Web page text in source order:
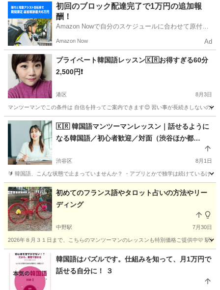
その他
初回のブロック配達完了で1万円の追加報
酬！
Amazon Nowで自分のスケジュールに合わせて原付や
う！
Amazon Now Ad
プライベート韓国語レッスン🇰🇷お得すぎる60分
2,500円❗️
港区 8月3日
マンツーマンでこの条件は 自信を持ってご案内できます😊 習い事が長続きしないの
東京 港区 韓国語 レッスン
🇰🇷 韓国語マンツーマンレッスン｜話せるように
なる韓国語／初心者歓迎／対面（渋谷ほか都
渋谷区 8月1日
🔰 韓国語、こんな状態で止まっていませんか？ ・アプリとかで独学は続けているけ
東京 渋谷区 韓国語 オンライン
初めてのフランス語やタロット占いの方法やリー
ディング
中野駅 7月30日
2026年８月３１日まで、こちらのマンツーマンのレッスンも特別価格ご提供中🩷 駅
東京 中野区 中野駅 フランス語 タロット占い
韓国語はパズルです。仕組みを知って、月1万円で
話せる自分に！ ３